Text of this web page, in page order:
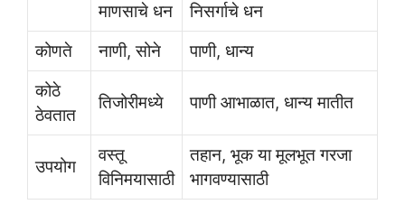
माणसाचे धन
निसर्गाचे धन
कोणते
नाणी, सोने
पाणी, धान्य
कोठे
ठेवतात
तिजोरीमध्ये पाणी आभाळात, धान्य मातीत
उपयोग
वस्तू
विनिमयासाठी
तहान, भूक या मूलभूत गरजा
भागवण्यासाठी